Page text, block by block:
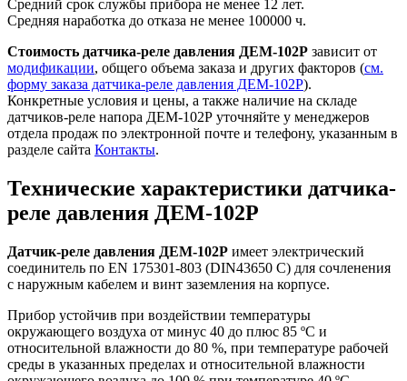
Средний срок службы прибора не менее 12 лет.
Средняя наработка до отказа не менее 100000 ч.
Стоимость датчика-реле давления ДЕМ-102Р зависит от
модификации, общего объема заказа и других факторов (см.
форму заказа датчика-реле давления ДЕМ-102Р).
Конкретные условия и цены, а также наличие на складе
датчиков-реле напора ДЕМ-102Р уточняйте у менеджеров
отдела продаж по электронной почте и телефону, указанным в
разделе сайта Контакты.
Технические характеристики датчика-
реле давления ДЕМ-102Р
Датчик-реле давления ДЕМ-102Р имеет электрический
соединитель по EN 175301-803 (DIN43650 C) для сочленения
с наружным кабелем и винт заземления на корпусе.
Прибор устойчив при воздействии температуры
окружающего воздуха от минус 40 до плюс 85 ºС и
относительной влажности до 80 %, при температуре рабочей
среды в указанных пределах и относительной влажности